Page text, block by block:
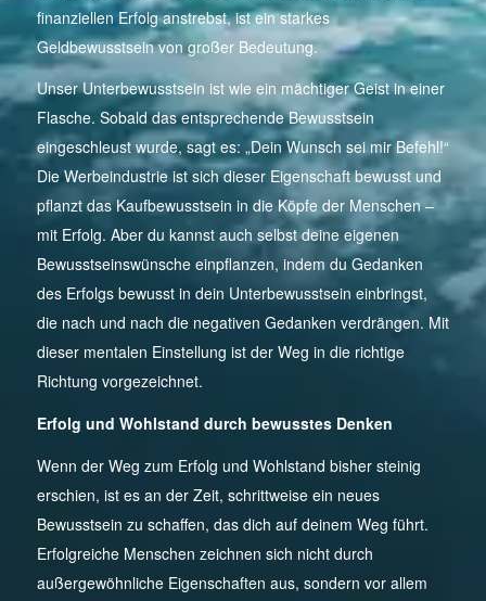
finanziellen Erfolg anstrebst, ist ein starkes
Geldbewusstsein von großer Bedeutung.
Unser Unterbewusstsein ist wie ein mächtiger Geist in einer
Flasche. Sobald das entsprechende Bewusstsein
eingeschleust wurde, sagt es: „Dein Wunsch sei mir Befehl!“
Die Werbeindustrie ist sich dieser Eigenschaft bewusst und
pflanzt das Kaufbewusstsein in die Köpfe der Menschen –
mit Erfolg. Aber du kannst auch selbst deine eigenen
Bewusstseinswünsche einpflanzen, indem du Gedanken
des Erfolgs bewusst in dein Unterbewusstsein einbringst,
die nach und nach die negativen Gedanken verdrängen. Mit
dieser mentalen Einstellung ist der Weg in die richtige
Richtung vorgezeichnet.
Erfolg und Wohlstand durch bewusstes Denken
Wenn der Weg zum Erfolg und Wohlstand bisher steinig
erschien, ist es an der Zeit, schrittweise ein neues
Bewusstsein zu schaffen, das dich auf deinem Weg führt.
Erfolgreiche Menschen zeichnen sich nicht durch
außergewöhnliche Eigenschaften aus, sondern vor allem